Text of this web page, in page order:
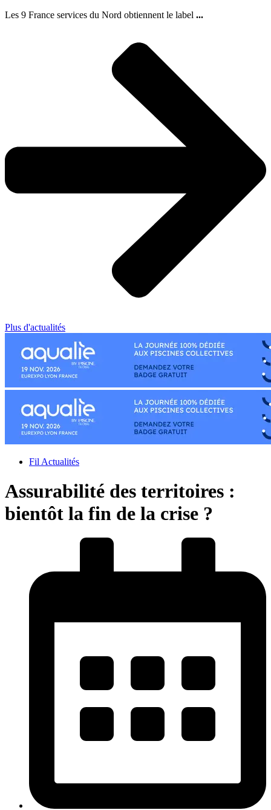
Les 9 France services du Nord obtiennent le label ...
Plus d'actualités
Fil Actualités
Assurabilité des territoires :
bientôt la fin de la crise ?